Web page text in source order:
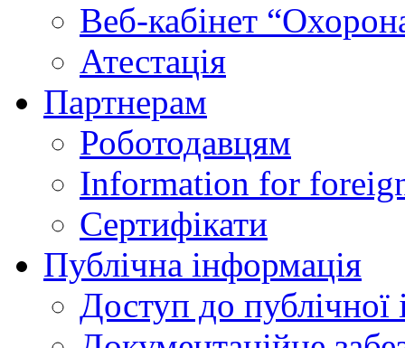
Веб-кабінет
Атестація
Партнерам
Роботодавцям
Information for
Сертифікати
Публічна інформація
Доступ до публічної